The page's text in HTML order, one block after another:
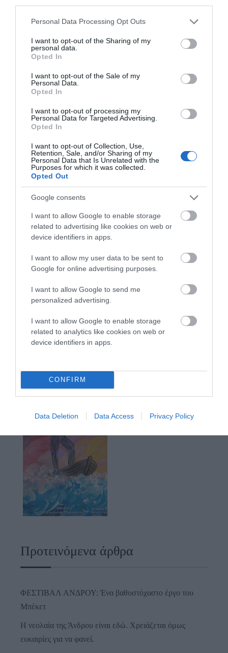
Please note that this website/app uses one or more Google
not limited to your visit or usage behaviour. You may click to
grant or deny consent to Google and its third-party tags to
use your data for below specified purposes in below Google
consent section.
Personal Data Processing Opt Outs
I want to opt-out of the Sharing of my
personal data.
Opted In
I want to opt-out of the Sale of my
Personal Data.
Opted In
I want to opt-out of processing my
Personal Data for Targeted Advertising.
Opted In
I want to opt-out of Collection, Use,
Retention, Sale, and/or Sharing of my
Personal Data that Is Unrelated with the
Purposes for which it was collected.
Opted Out
Google consents
I want to allow Google to enable storage
related to advertising like cookies on web or
device identifiers in apps.
I want to allow my user data to be sent to
Google for online advertising purposes.
I want to allow Google to send me
personalized advertising.
I want to allow Google to enable storage
related to analytics like cookies on web or
device identifiers in apps.
CONFIRM
Data Deletion Data Access Privacy Policy
Προτεινόμενα άρθρα
ΦΕΣΤΙΒΑΛ ΑΝΔΡΟΥ: Ένα βαθυστόχαστο έργο του
Μπέκετ
Η νεολαία της Άνδρου είναι εδώ. Χρειάζεται όμως
ευκαιρίες για να φανεί.